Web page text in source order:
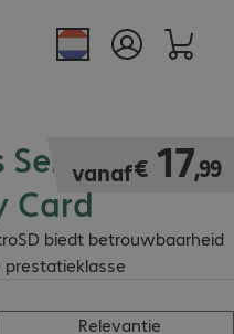
Plus
Card
biedt betrouwbaarheid
vanaf€ 17,99
€ 17,99
Relevantie